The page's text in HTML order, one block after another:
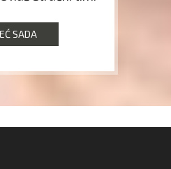
SADA